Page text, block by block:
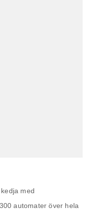
med
automater över hela